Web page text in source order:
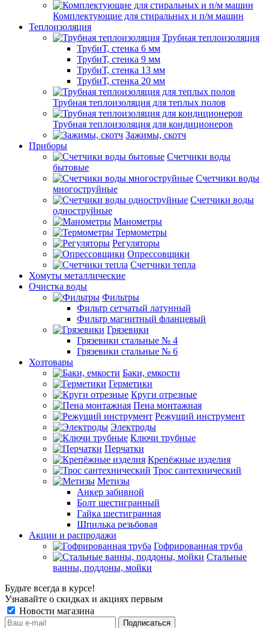
Комплектующие для стиральных и п/м машин
Теплоизоляция
Трубная теплоизоляция
ТрубиТ, стенка 6 мм
ТрубиТ, стенка 9 мм
ТрубиТ, стенка 13 мм
ТрубиТ, стенка 20 мм
Трубная теплоизоляция для теплых полов
Трубная теплоизоляция для кондиционеров
Зажимы, скотч
Приборы
Счетчики воды
бытовые
Счетчики воды
многоструйные
Счетчики воды
одноструйные
Манометры
Термометры
Регуляторы
Опрессовщики
Счетчики тепла
Хомуты металлические
Очистка воды
Фильтры
Фильтр сетчатый латунный
Фильтр магнитный фланцевый
Грязевики
Грязевики стальные № 4
Грязевики стальные № 6
Хозтовары
Баки, емкости
Герметики
Круги отрезные
Пена монтажная
Режущий инструмент
Электроды
Ключи трубные
Перчатки
Крепёжные изделия
Трос сантехнический
Метизы
Анкер забивной
Болт шестигранный
Гайка шестигранная
Шпилька резьбовая
Акции и распродажи
Гофрированная труба
Стальные
ванны, поддоны, мойки
Будьте всегда в курсе!
Узнавайте о скидках и акциях первым
Новости магазина